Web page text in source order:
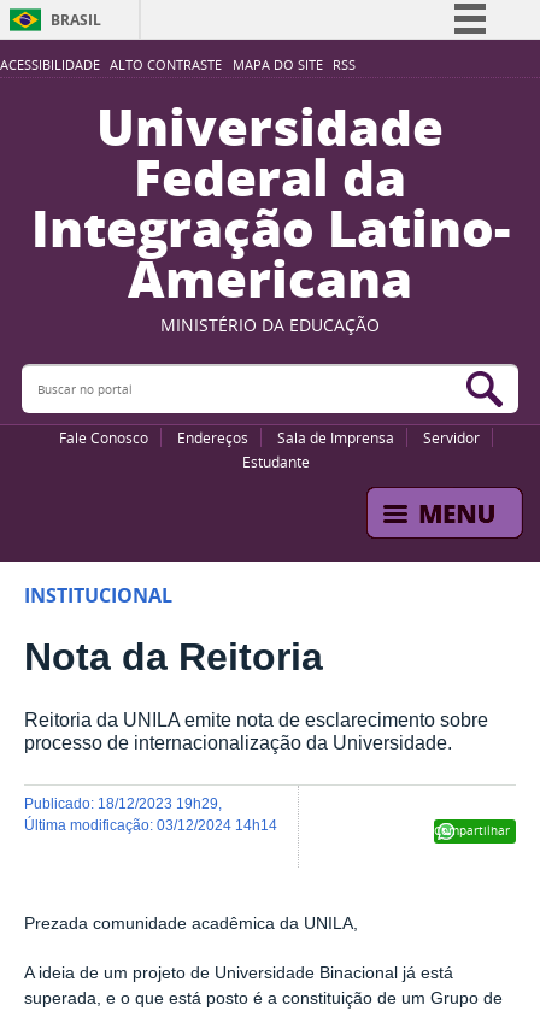
ACESSIBILIDADE ALTO CONTRASTE MAPA DO SITE RSS
BRASIL
Simplifique!
Participe
Acesso à informação
Legislação
Canais
Universidade
Federal da
Integração Latino-
Americana
MINISTÉRIO DA EDUCAÇÃO
Buscar no portal
Fale Conosco Endereços Sala de Imprensa
Servidor
Estudante
INSTITUCIONAL
Nota da Reitoria
Reitoria da UNILA emite nota de esclarecimento sobre
processo de internacionalização da Universidade.
Compartilhar
publicado: 18/12/2023 19h29
última modificação: 03/12/2024 14h14
Prezada comunidade acadêmica da UNILA,
A ideia de um projeto de Universidade Binacional já está
superada, e o que está posto é a constituição de um Grupo de